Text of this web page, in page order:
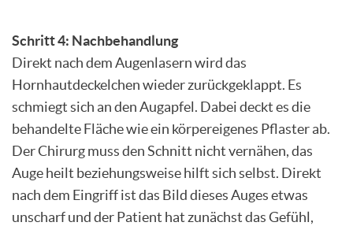
Schritt 4: Nachbehandlung
Direkt nach dem Augenlasern wird das
Hornhautdeckelchen wieder zurückgeklappt. Es
schmiegt sich an den Augapfel. Dabei deckt es die
behandelte Fläche wie ein körpereigenes Pflaster ab.
Der Chirurg muss den Schnitt nicht vernähen, das
Auge heilt beziehungsweise hilft sich selbst. Direkt
nach dem Eingriff ist das Bild dieses Auges etwas
unscharf und der Patient hat zunächst das Gefühl,